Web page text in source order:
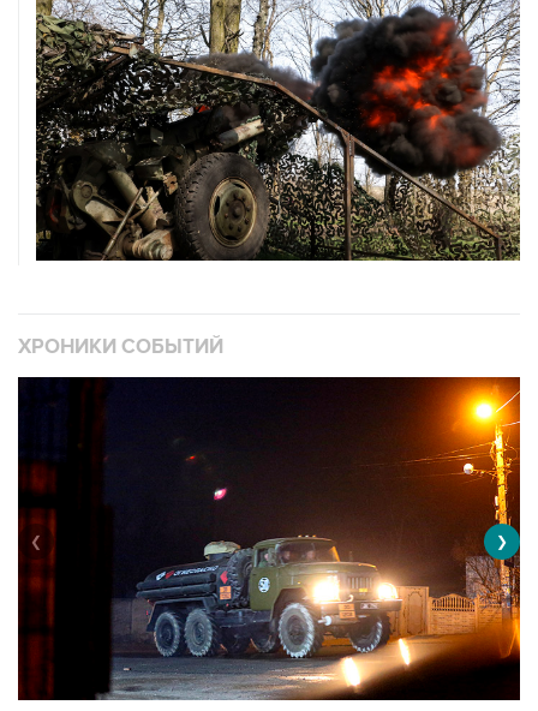
ХРОНИКИ СОБЫТИЙ
❮ ❯